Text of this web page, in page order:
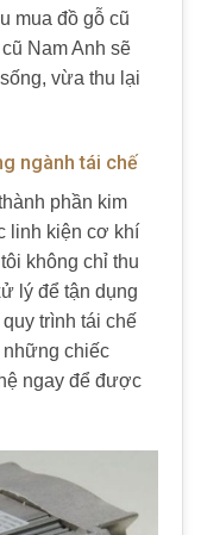
mua đồ gỗ cũ
Nam Anh sẽ
vừa thu lại
ngành tái chế
phần kim
linh kiện cơ khí
không chỉ thu
lý để tận dụng
trình tái chế
chiếc
ngay để được